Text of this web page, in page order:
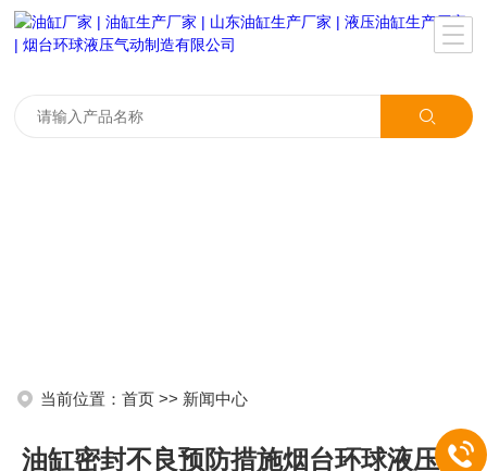
当前位置：首页 >> 新闻中心
油缸密封不良预防措施烟台环球液压气